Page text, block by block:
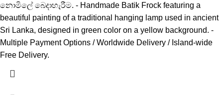
නොමිලේ බෙදාහැරීම. - Handmade Batik Frock featuring a
beautiful painting of a traditional hanging lamp used in ancient
Sri Lanka, designed in green color on a yellow background. -
Multiple Payment Options / Worldwide Delivery / Island-wide
Free Delivery.